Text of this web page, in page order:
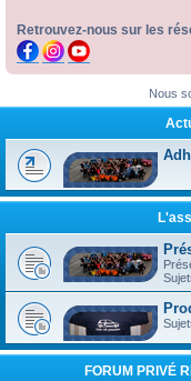
Retrouvez-nous sur les
Nous
FORUM PRIVÉ